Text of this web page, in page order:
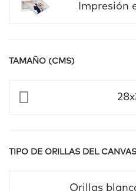
Impresión
TAMAÑO (CMS)
TIPO DE ORILLAS DEL CANVAS
Orillas